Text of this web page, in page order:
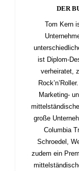
DER
Tom Kern
ist Diplom-
verheiratet,
Marketing-
große
Columbia
Schroedel,
zudem ein